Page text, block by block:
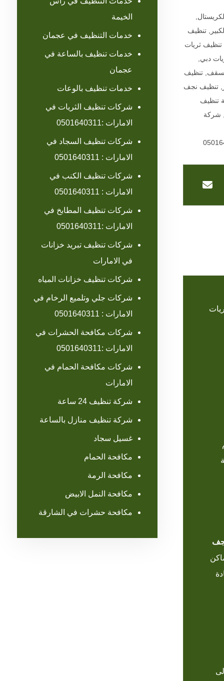
,تنظيف
تنظيف ثريات
دبي
,تنظيف
,تنظيف نجف
تنظيف
شركة
الخيمة
خدمات التنظيف في عجمان
خدمات تنظيف بالساعة في
عجمان
خدمات تنظيف بالوعات
شركات تنظيف الثريات في
الامارات :0501640311
شركات تنظيف السجاد في
الامارات : 0501640311
شركات تنظيف الكنب في
الامارات : 0501640311
شركات تنظيف المطابخ في
الامارات :0501640311
شركات تنظيف تبريد خزانات
في الامارات
شركات تنظيف خزانات المياه
شركات جلي وتلميع الرخام في
الامارات : 0501640311
شركات مكافحة الحشرات في
الامارات :0501640311
شركات مكافحة الحمام في
الامارات
شركة تنظيف 24 ساعة
شركة تنظيف منازل بالساعة
غسيل سجاد
مكافحة الحمام
مكافحة الرمة
مكافحة النمل الابيض
مكافحة حشرات في الشارقة